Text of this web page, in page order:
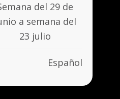
del 29 de
a semana del
23 julio
Español